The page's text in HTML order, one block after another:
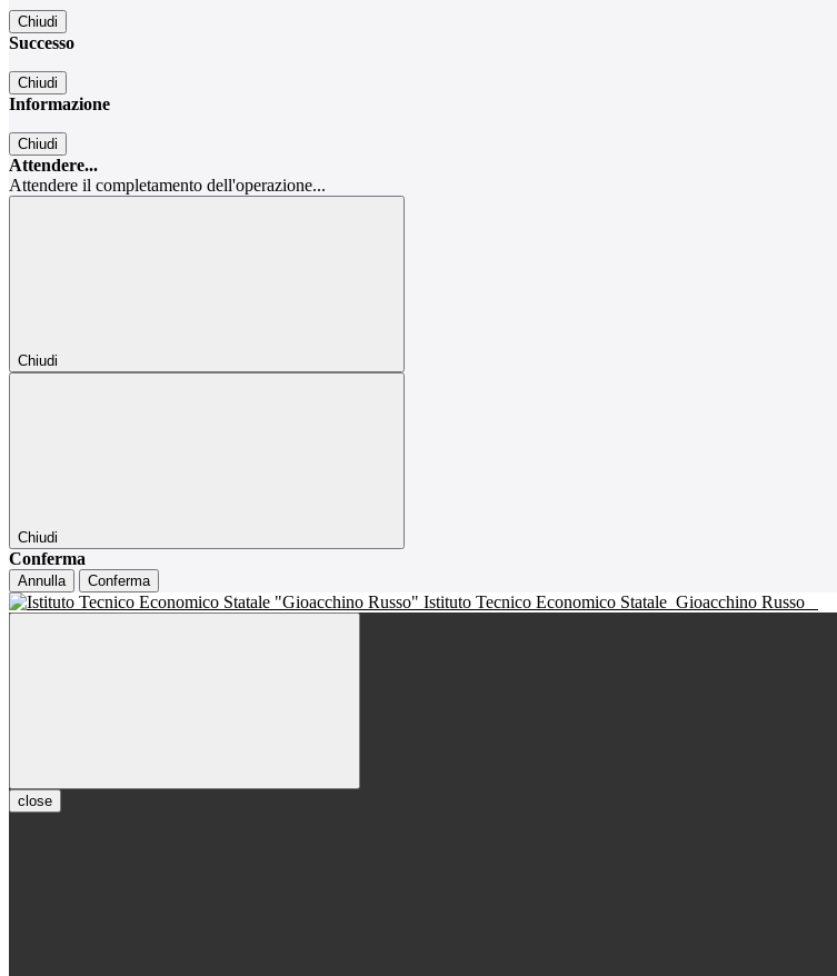
Chiudi
Successo
Chiudi
Informazione
Chiudi
Attendere...
Attendere il completamento dell'operazione...
Chiudi
Chiudi
Conferma
Annulla Conferma
Istituto Tecnico Economico Statale Gioacchino Russo
close